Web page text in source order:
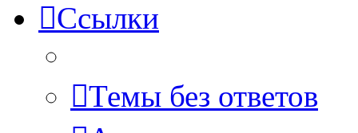
Ссылки
Темы без ответов